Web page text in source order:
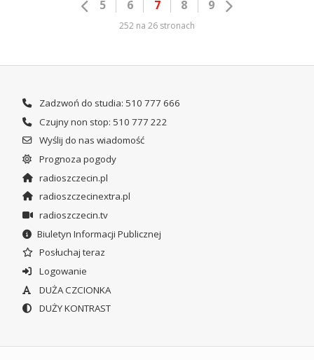
5 6 7 8 9
252 na 26 stronach
Zadzwoń do studia: 510 777 666
Czujny non stop: 510 777 222
Wyślij do nas wiadomość
Prognoza pogody
radioszczecin.pl
radioszczecinextra.pl
radioszczecin.tv
Biuletyn Informacji Publicznej
Posłuchaj teraz
Logowanie
DUŻA CZCIONKA
DUŻY KONTRAST